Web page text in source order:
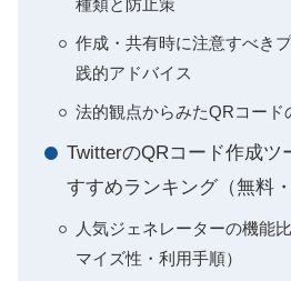
種類と防止策
作成・共有時に注意すべき
践的アドバイス
法的観点からみたQRコード
TwitterのQRコード作成ツ
すすめランキング（無料
人気ジェネレーターの機能
マイズ性・利用手順）